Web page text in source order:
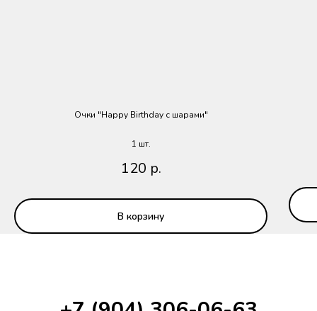
Очки "Happy Birthday с шарами"
1 шт.
120 р.
В корзину